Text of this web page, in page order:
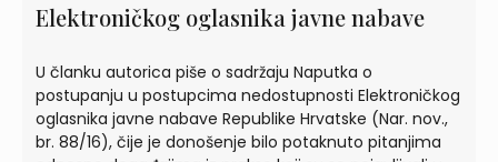
Elektroničkog oglasnika javne nabave
U članku autorica piše o sadržaju Naputka o
postupanju u postupcima nedostupnosti Elektroničkog
oglasnika javne nabave Republike Hrvatske (Nar. nov.,
br. 88/16), čije je donošenje bilo potaknuto pitanjima